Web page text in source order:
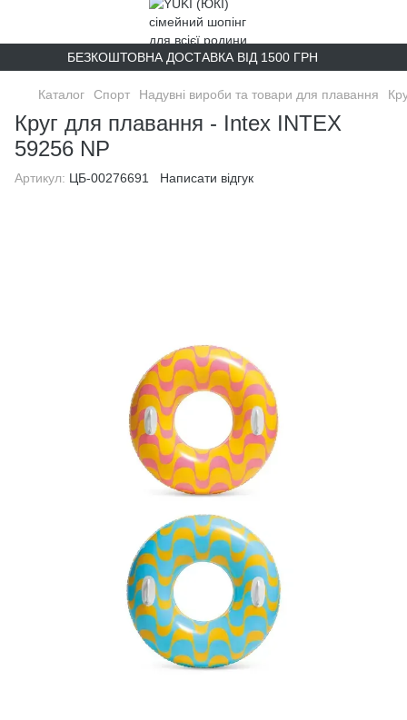
БЕЗКОШТОВНА ДОСТАВКА ВІД 1500 ГРН
Каталог Спорт Надувні вироби та товари для плавання
Круг для плавання - Intex INTEX
59256 NP
Артикул: ЦБ-00276691 Написати відгук